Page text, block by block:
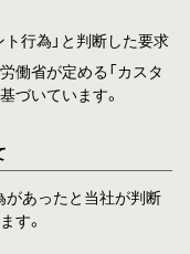
ト行為」と判断した要求
働省が定める「カスタ
づいています。
があったと当社が判断
す。